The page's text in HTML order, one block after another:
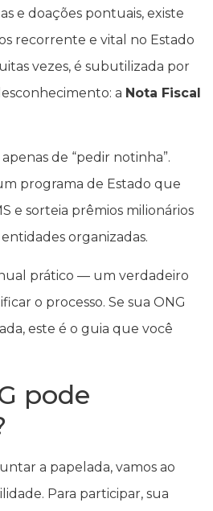
e doações pontuais, existe
recorrente e vital no Estado
vezes, é subutilizada por
a Nota Fiscal
de “pedir notinha”.
programa de Estado que
e sorteia prêmios milionários
organizadas.
prático — um verdadeiro
o processo. Se sua ONG
este é o guia que você
pode
a papelada, vamos ao
Para participar, sua